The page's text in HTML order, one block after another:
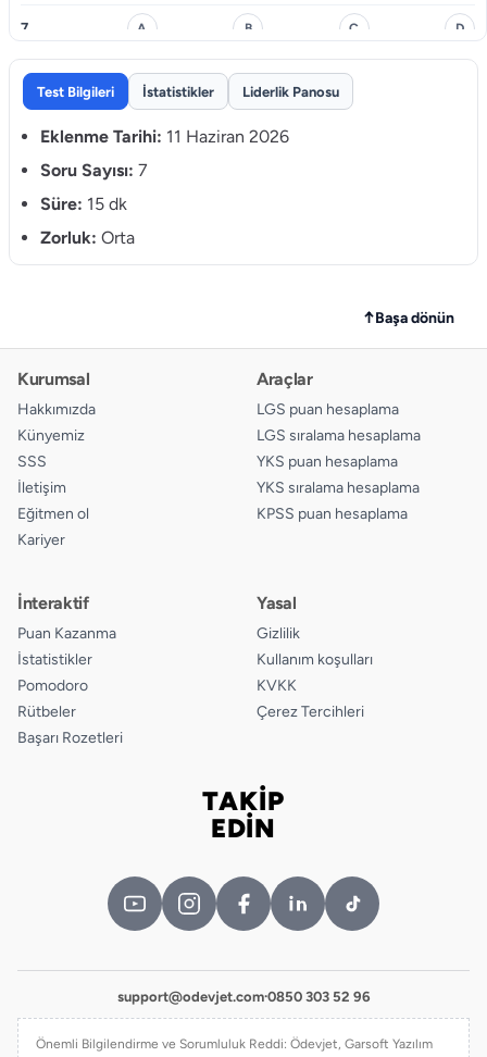
7. A B C D
Test Bilgileri İstatistikler Liderlik Panosu
Eklenme Tarihi: 11 Haziran 2026
Soru Sayısı: 7
Süre: 15 dk
Zorluk: Orta
↑Başa dönün
Kurumsal
Hakkımızda
Künyemiz
SSS
İletişim
Eğitmen ol
Kariyer
Araçlar
LGS puan hesaplama
LGS sıralama hesaplama
YKS puan hesaplama
YKS sıralama hesaplama
KPSS puan hesaplama
İnteraktif
Puan Kazanma
İstatistikler
Pomodoro
Rütbeler
Başarı Rozetleri
Yasal
Gizlilik
Kullanım koşulları
KVKK
Çerez Tercihleri
TAKİP
EDİN
support@odevjet.com·0850 303 52 96
Önemli Bilgilendirme ve Sorumluluk Reddi: Ödevjet, Garsoft Yazılım